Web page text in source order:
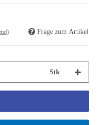
Frage zum Artikel
Stk